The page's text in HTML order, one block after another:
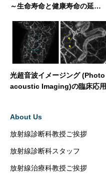
～生命寿命と健康寿命の延伸
光超音波イメージング (Photo
acoustic Imaging)の臨床応用
About Us
放射線診断科教授ご挨拶
放射線診断科スタッフ
放射線治療科教授ご挨拶